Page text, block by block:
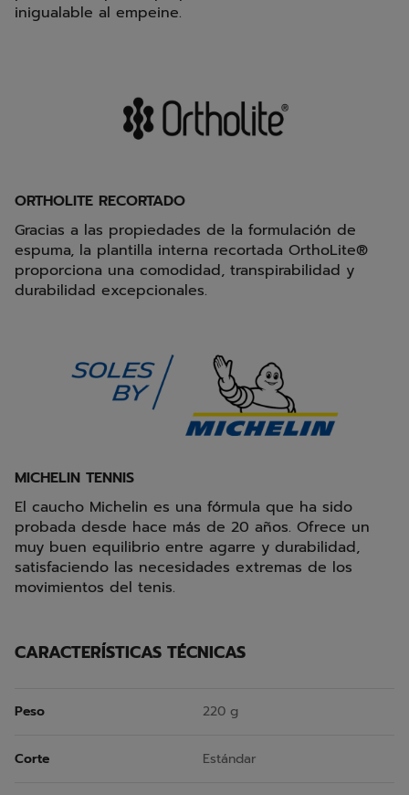
inigualable al empeine.
ORTHOLITE RECORTADO
Gracias a las propiedades de la formulación de
espuma, la plantilla interna recortada OrthoLite®
proporciona una comodidad, transpirabilidad y
durabilidad excepcionales.
MICHELIN TENNIS
El caucho Michelin es una fórmula que ha sido
probada desde hace más de 20 años. Ofrece un
muy buen equilibrio entre agarre y durabilidad,
satisfaciendo las necesidades extremas de los
movimientos del tenis.
CARACTERÍSTICAS TÉCNICAS
Peso 220 g
Corte Estándar